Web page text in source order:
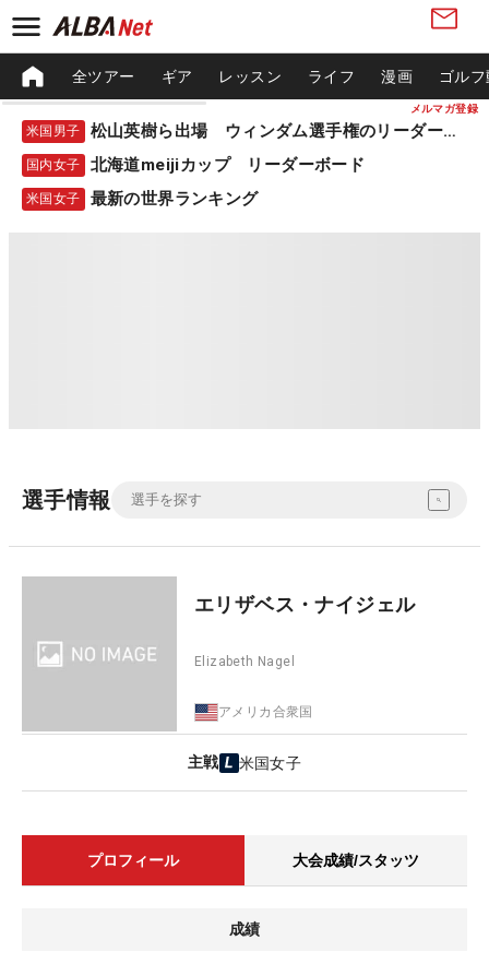
メルマガ登録
全ツアー ギア レッスン ライフ 漫画 ゴル
米国男子 松山英樹ら出場 ウィンダム選手権のリーダーボード
国内女子 北海道meijiカップ リーダーボード
米国女子 最新の世界ランキング
選手情報
エリザベス・ナイジェル
Elizabeth Nagel
アメリカ合衆国
主戦 米国女子
プロフィール 大会成績/スタッツ
成績